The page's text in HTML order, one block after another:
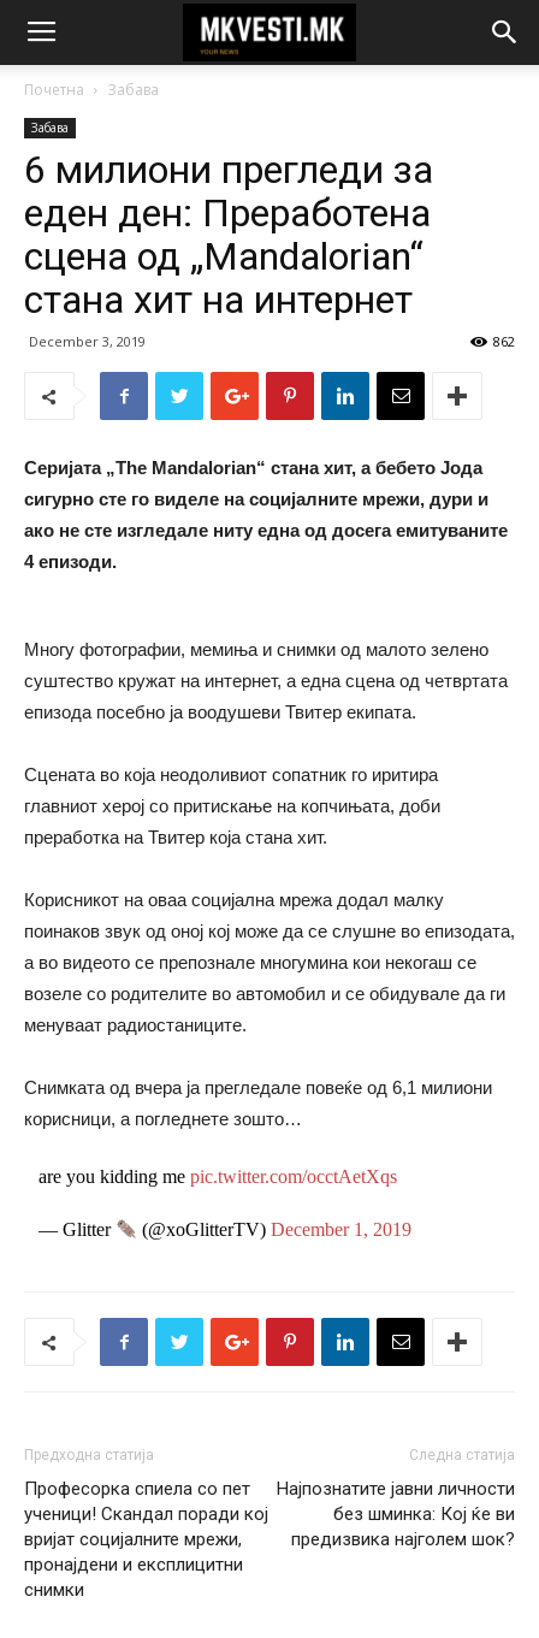
Почетна Забава
Забава
6 милиони прегледи за
еден ден: Преработена
сцена од „Mandalorian“
стана хит на интернет
December 3, 2019 862
Серијата „The Mandalorian“ стана хит, а бебето Јода
сигурно сте го виделе на социјалните мрежи, дури и
ако не сте изгледале ниту една од досега емитуваните
4 епизоди.
Многу фотографии, мемиња и снимки од малото зелено
суштество кружат на интернет, а една сцена од четвртата
епизода посебно ја воодушеви Твитер екипата.
Сцената во која неодоливиот сопатник го иритира
главниот херој со притискање на копчињата, доби
преработка на Твитер која стана хит.
Корисникот на оваа социјална мрежа додал малку
поинаков звук од оној кој може да се слушне во епизодата,
а во видеото се препознале многумина кои некогаш се
возеле со родителите во автомобил и се обидувале да ги
менуваат радиостаниците.
Снимката од вчера ја прегледале повеќе од 6,1 милиони
корисници, а погледнете зошто…
are you kidding mepic.twitter.com/occtAetXqs
— Glitter (@xoGlitterTV)December 1, 2019
Предходна статија
Професорка спиела со пет
ученици! Скандал поради кој
вријат социјалните мрежи,
пронајдени и експлицитни
снимки
Следна статија
Најпознатите јавни личности
без шминка: Кој ќе ви
предизвика најголем шок?